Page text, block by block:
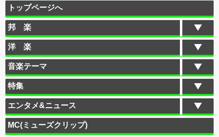
トップページへ
邦 楽
洋 楽
音楽テーマ
特集
エンタメ&ニュース
MC(ミューズクリップ)